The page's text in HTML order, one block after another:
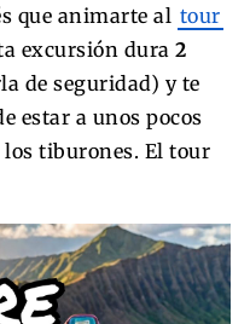
que animarte al tour
excursión dura 2
de seguridad) y te
estar a unos pocos
tiburones. El tour